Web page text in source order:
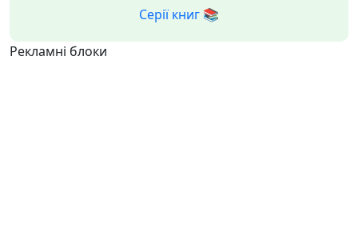
Серії книг 📚
Рекламні блоки